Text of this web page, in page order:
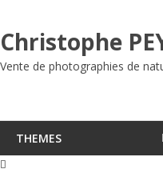
contenu
Christophe
Vente de photographies de
THEMES